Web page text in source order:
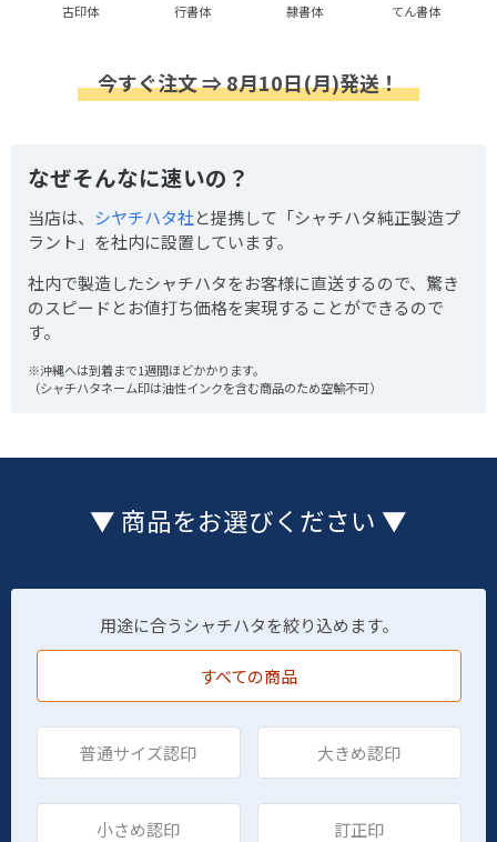
古印体 行書体 隷書体 てん書体
今すぐ注文 ⇒ 8月10日(月)発送！
なぜそんなに速いの？
当店は、 シヤチハタ社と提携して「シャチハタ純正製造プ
ラント」を社内に設置しています。
社内で製造したシャチハタをお客様に直送するので、驚き
のスピードとお値打ち価格を実現することができるので
す。
※沖縄へは到着まで1週間ほどかかります。
（シャチハタネーム印は油性インクを含む商品のため空輸不可）
▼ 商品をお選びください ▼
用途に合うシャチハタを絞り込めます。
すべての商品
普通サイズ認印 大きめ認印
小さめ認印 訂正印